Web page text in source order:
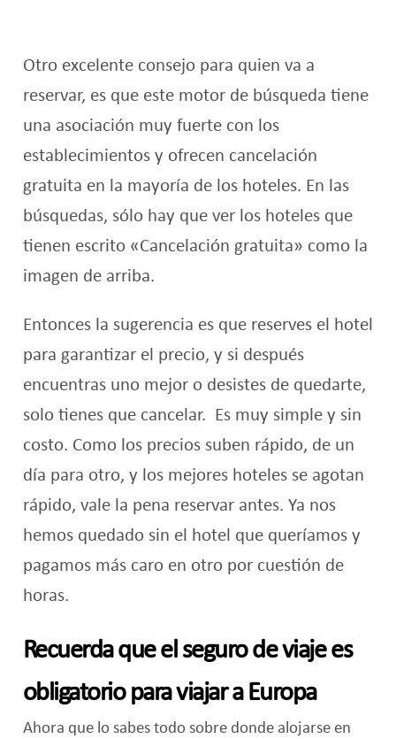
Otro excelente consejo para quien va a
reservar, es que este motor de búsqueda tiene
una asociación muy fuerte con los
establecimientos y ofrecen cancelación
gratuita en la mayoría de los hoteles. En las
búsquedas, sólo hay que ver los hoteles que
tienen escrito «Cancelación gratuita» como la
imagen de arriba.
Entonces la sugerencia es que reserves el hotel
para garantizar el precio, y si después
encuentras uno mejor o desistes de quedarte,
solo tienes que cancelar.
Es muy simple y sin
costo. Como los precios suben rápido, de un
día para otro, y los mejores hoteles se agotan
rápido, vale la pena reservar antes. Ya nos
hemos quedado sin el hotel que queríamos y
pagamos más caro en otro por cuestión de
horas.
Recuerda que el seguro de viaje es
obligatorio para viajar a Europa
Ahora que lo sabes todo sobre donde alojarse en